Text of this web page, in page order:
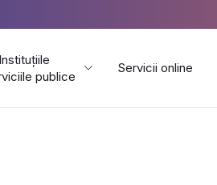
Instituțiile
publice
Servicii online